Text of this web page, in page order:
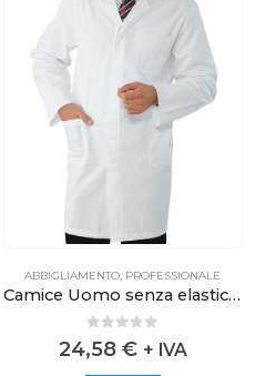
ABBIGLIAMENTO PROFESSIONALE
Camice Uomo senza elastico polsi
0out of 5
24,58 € + IVA